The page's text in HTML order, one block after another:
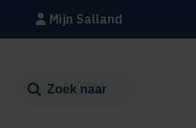
Mijn Salland